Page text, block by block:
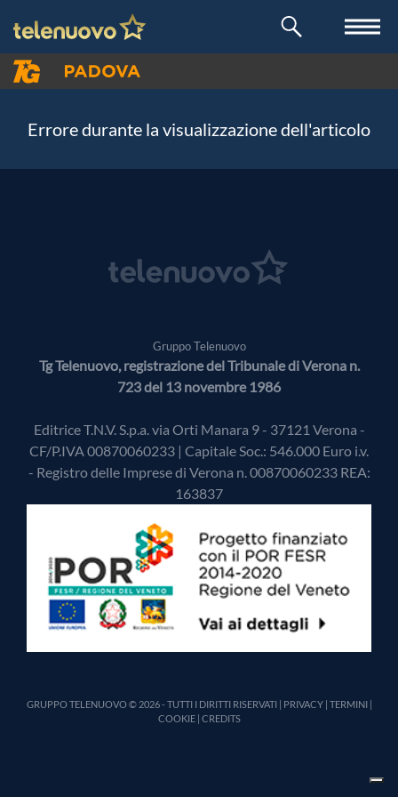
Errore durante la visualizzazione dell'articolo
Gruppo Telenuovo
Tg Telenuovo, registrazione del Tribunale di Verona n.
723 del 13 novembre 1986
Editrice T.N.V. S.p.a. via Orti Manara 9 - 37121 Verona -
CF/P.IVA 00870060233 | Capitale Soc.: 546.000 Euro i.v.
- Registro delle Imprese di Verona n. 00870060233 REA:
163837
GRUPPO TELENUOVO © 2026 - TUTTI I DIRITTI RISERVATI | PRIVACY| TERMINI|
COOKIE| CREDITS